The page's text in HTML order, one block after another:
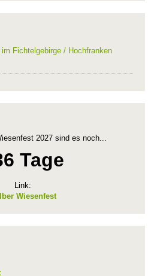
Fichtelgebirge / Hochfranken
2027 sind es noch...
Tage
Link:
Wiesenfest